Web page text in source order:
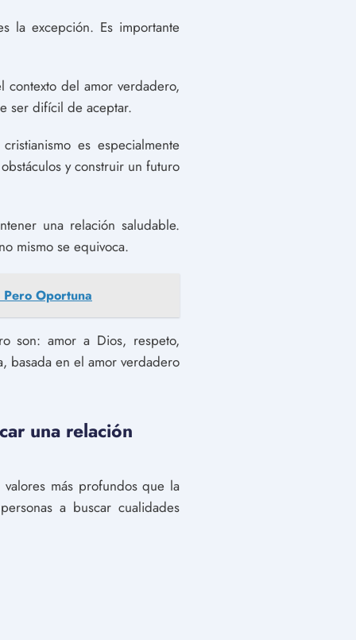
la excepción. Es importante
del amor verdadero,
ser difícil de aceptar.
es especialmente
y construir un futuro
una relación saludable.
mismo se equivoca.
Oportuna
son: amor a Dios, respeto,
basada en el amor verdadero
una relación
más profundos que la
a buscar cualidades